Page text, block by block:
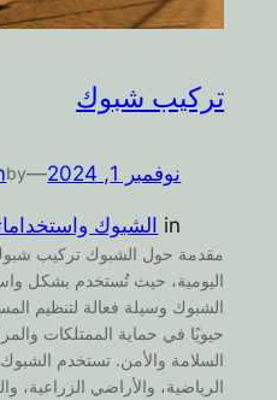
تركيب شبوك
نوفمبر 1, 2024 —
by
in الشبوك
مقدمة حول الشبوك تركيب
اليومية، حيث تُستخدم بشكل
الشبوك وسيلة فعالة لتنظيم
حيويًا في حماية الممتلكات
السلامة والأمن. تستخدم
الرياضية، والأراضي الزراعية،